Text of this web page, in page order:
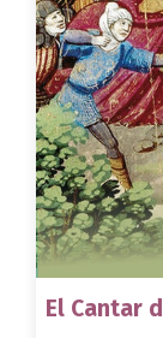
El Cantar